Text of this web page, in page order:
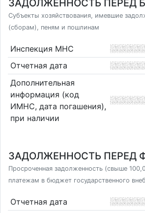
ЗАДОЛЖЕННОСТЬ ПЕРЕД
Субъекты хозяйствования, имевшие
(сборам), пеням и пошлинам
Инспекция МНС
Отчетная дата
Дополнительная
информация (код
ИМНС, дата погашения),
при наличии
ЗАДОЛЖЕННОСТЬ ПЕРЕД
Просроченная задолженность (свыше
платежам в бюджет государственного
Отчетная дата